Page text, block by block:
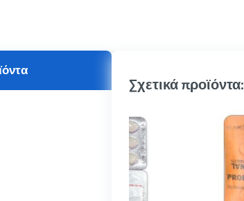
Σχετικά προϊόντα: